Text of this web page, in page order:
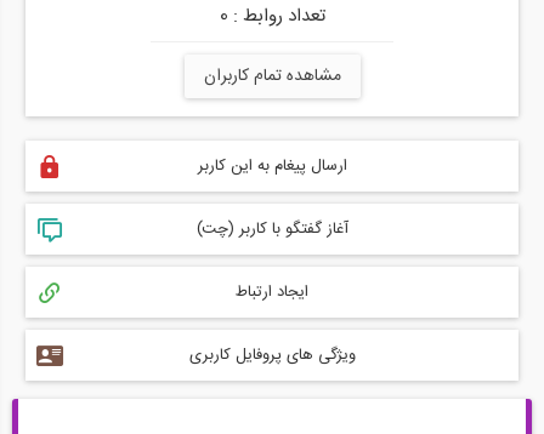
تعداد روابط : 0
مشاهده تمام کاربران
ارسال پیغام به این کاربر
آغاز گفتگو با کاربر (چت)
ایجاد ارتباط
ویژگی های پروفایل کاربری